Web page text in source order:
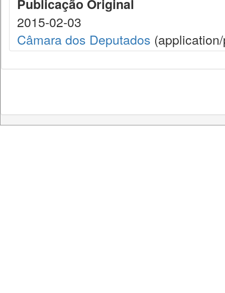
Publicação Original
2015-02-03
Câmara dos Deputados